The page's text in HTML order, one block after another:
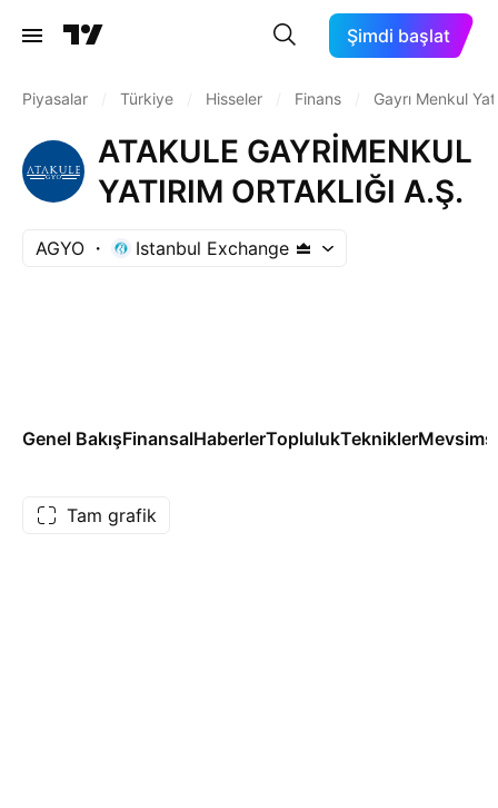
Şimdi başlat
Piyasalar Türkiye Hisseler Finans Gayrı Menkul
ATAKULE GAYRİMENKUL
YATIRIM ORTAKLIĞI A.Ş.
AGYO Istanbul Exchange
Genel BakışFinansalHaberlerToplulukTeknikler
Tam grafik